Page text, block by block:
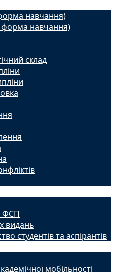
навчання)
форма навчання)
склад
ФСП
видань
студентів та аспірантів
мобільності